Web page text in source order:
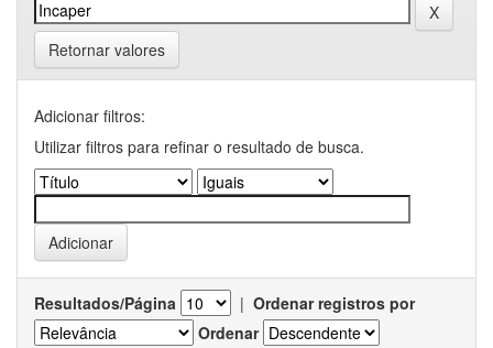
Retornar valores
Adicionar filtros:
Utilizar filtros para refinar o resultado de busca.
Resultados/Página | Ordenar registros por
Ordenar